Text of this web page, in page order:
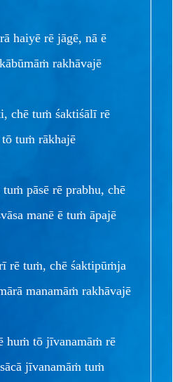
haiyē rē jāgē, nā ē
rakhāvajē
chē tuṁ śaktiśālī rē
tuṁ rākhajē
pāsē rē prabhu, chē
manē ē tuṁ āpajē
rē tuṁ, chē śaktipūṁja
manamāṁ rakhāvajē
huṁ tō jīvanamāṁ rē
jīvanamāṁ tuṁ